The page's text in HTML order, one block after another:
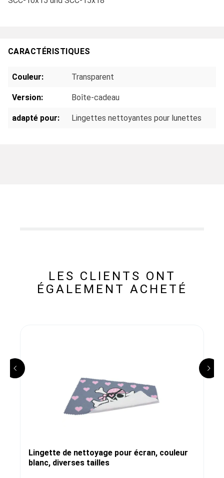
CARACTÉRISTIQUES
Couleur: Transparent
Version: Boîte-cadeau
adapté pour: Lingettes nettoyantes pour lunettes
LES CLIENTS ONT
ÉGALEMENT ACHETÉ
Lingette de nettoyage pour écran, couleur
blanc, diverses tailles